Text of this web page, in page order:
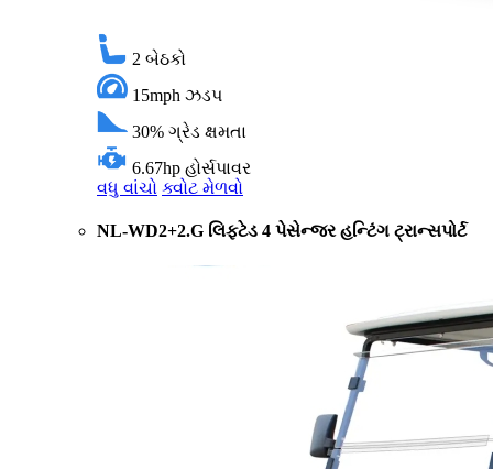
2 બેઠકો
15mph ઝડપ
30% ગ્રેડ ક્ષમતા
6.67hp હોર્સપાવર
વધુ વાંચો ક્વોટ મેળવો
NL-WD2+2.G લિફ્ટેડ 4 પેસેન્જર હન્ટિંગ ટ્રાન્સપોર્ટ